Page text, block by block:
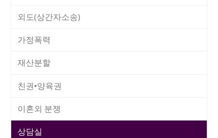
외도(상간자소송)
가정폭력
재산분할
친권•양육권
이혼외 분쟁
상담실